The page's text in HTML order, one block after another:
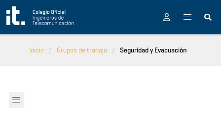
Pasar al contenido principal
Inicio Grupos de trabajo Seguridad y Evacuación